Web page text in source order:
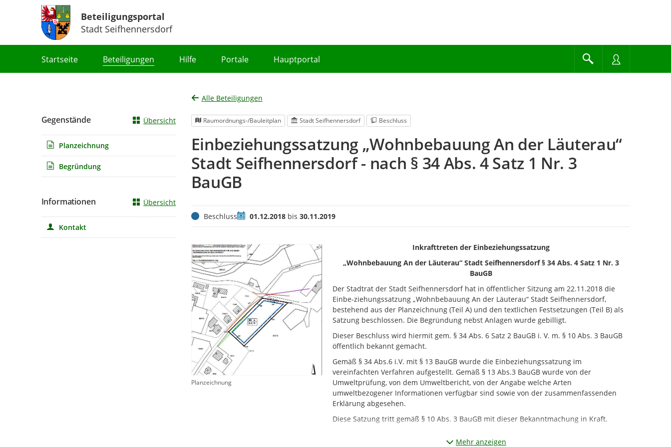
Beteiligungsportal
Stadt Seifhennersdorf
Startseite Beteiligungen Hilfe Portale Hauptportal
Alle Beteiligungen
Raumordnungs-/Bauleitplan Stadt Seifhennersdorf Beschluss
Einbeziehungssatzung „Wohnbebauung An der Läuterau“
Stadt Seifhennersdorf - nach § 34 Abs. 4 Satz 1 Nr. 3
BauGB
StatusBeschlussZeitraum
01.12.2018bis 30.11.2019
Planzeichnung
Inkrafttreten der Einbeziehungssatzung
„Wohnbebauung An der Läuterau“ Stadt Seifhennersdorf § 34 Abs. 4 Satz 1 Nr. 3
BauGB
Der Stadtrat der Stadt Seifhennersdorf hat in öffentlicher Sitzung am 22.11.2018 die
Einbe-ziehungssatzung „Wohnbebauung An der Läuterau“ Stadt Seifhennersdorf,
bestehend aus der Planzeichnung (Teil A) und den textlichen Festsetzungen (Teil B) als
Satzung beschlossen. Die Begründung nebst Anlagen wurde gebilligt.
Dieser Beschluss wird hiermit gem. § 34 Abs. 6 Satz 2 BauGB i. V. m. § 10 Abs. 3 BauGB
öffentlich bekannt gemacht.
Gemäß § 34 Abs.6 i.V. mit § 13 BauGB wurde die Einbeziehungssatzung im
vereinfachten Verfahren aufgestellt. Gemäß § 13 Abs.3 BauGB wurde von der
Umweltprüfung, von dem Umweltbericht, von der Angabe welche Arten
umweltbezogener Informationen verfügbar sind sowie von der zusammenfassenden
Erklärung abgesehen.
Diese Satzung tritt gemäß § 10 Abs. 3 BauGB mit dieser Bekanntmachung in Kraft.
Begründung und Hinweisen bei der Stadt Seifhennersdorf, Rathausplatz 01, Zimmer 12
Mehr anzeigen
Gegenstände Übersicht
Planzeichnung
Begründung
Informationen Übersicht
Kontakt